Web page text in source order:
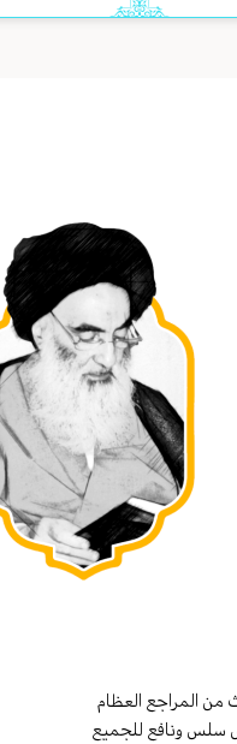
من المراجع العظام
سلس ونافع للجميع